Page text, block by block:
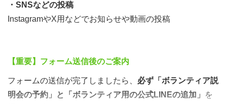
・SNSなどの投稿
InstagramやX用などでお知らせや動画の投稿
【重要】フォーム送信後のご案内
フォームの送信が完了しましたら、 必ず「ボランティア説
明会の予約」と「ボランティア用の公式LINEの追加」
を